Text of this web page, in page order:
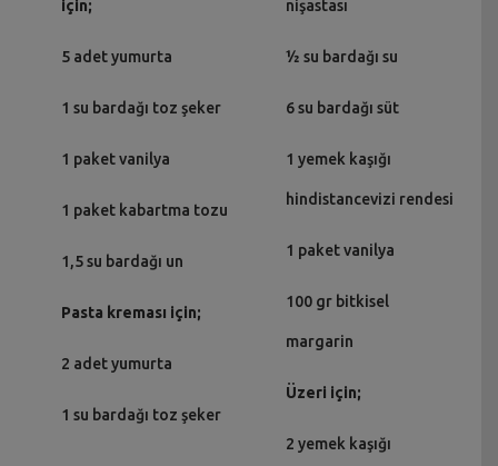
için;
5 adet yumurta
1 su bardağı toz şeker
1 paket vanilya
1 paket kabartma tozu
1,5 su bardağı un
Pasta kreması için;
2 adet yumurta
1 su bardağı toz şeker
nişastası
½ su bardağı su
6 su bardağı süt
1 yemek kaşığı
hindistancevizi rendesi
1 paket vanilya
100 gr bitkisel
margarin
Üzeri için;
2 yemek kaşığı